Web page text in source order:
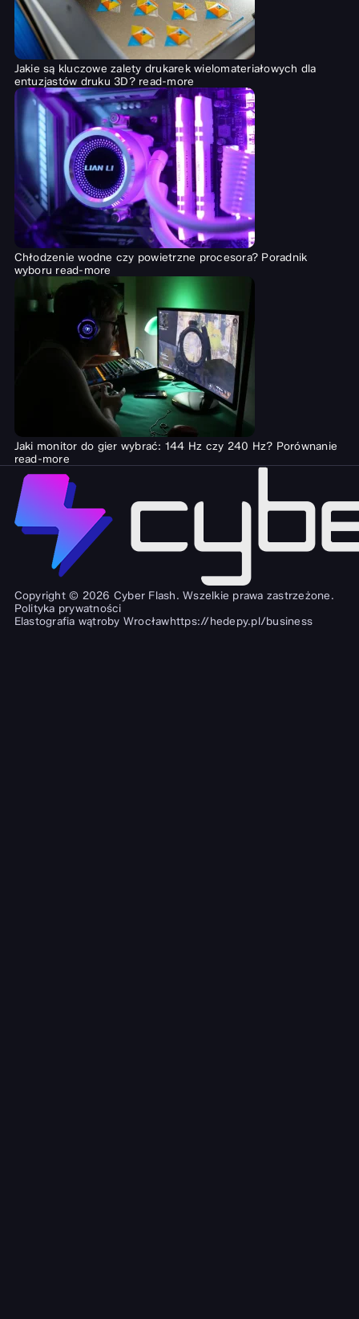
Jakie są kluczowe zalety drukarek wielomateriałowych dla
entuzjastów druku 3D? read-more
Chłodzenie wodne czy powietrzne procesora? Poradnik
wyboru read-more
Jaki monitor do gier wybrać: 144 Hz czy 240 Hz? Porównanie
read-more
Copyright © 2026 Cyber Flash. Wszelkie prawa zastrzeżone.
Polityka prywatności
Elastografia wątroby Wrocławhttps://hedepy.pl/business